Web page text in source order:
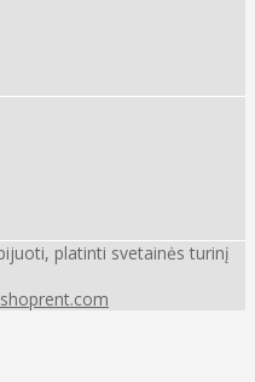
platinti svetainės turinį